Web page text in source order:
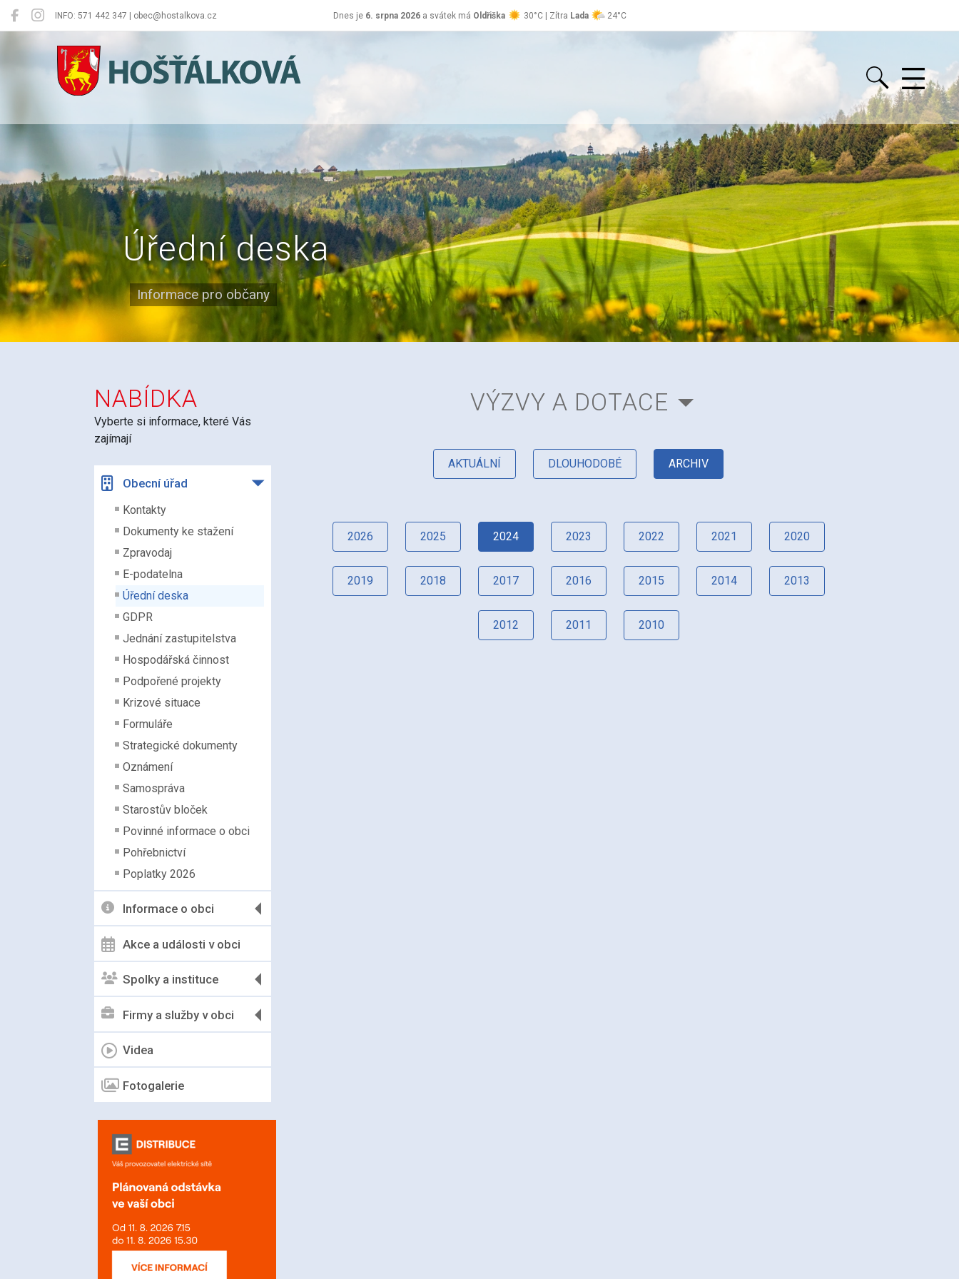
INFO: 571 442 347 | obec@hostalkova.cz Dnes je 6. srpna 2026a svátek má Oldřiška 30°C | Zítra Lada 24°C
Hošťálková
Úřední deska
Informace pro občany
NABÍDKA
Vyberte si informace, které Vás
zajímají
Obecní úřad
Kontakty
Dokumenty ke stažení
Zpravodaj
E-podatelna
Úřední deska
GDPR
Jednání zastupitelstva
Hospodářská činnost
Podpořené projekty
Krizové situace
Formuláře
Strategické dokumenty
Oznámení
Samospráva
Starostův bloček
Povinné informace o obci
Pohřebnictví
Poplatky 2026
Informace o obci
Akce a události v obci
Spolky a instituce
Firmy a služby v obci
Videa
Fotogalerie
VÝZVY A DOTACE
AKTUÁLNÍ DLOUHODOBÉ ARCHIV
2026 2025 2024 2023 2022 2021 2020
2019 2018 2017 2016 2015 2014 2013
2012 2011 2010